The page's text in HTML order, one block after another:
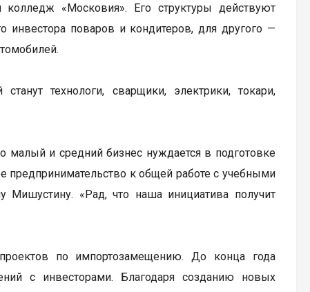
«Московия». Его структуры действуют
инвестора поваров и кондитеров, для другого —
технологи, сварщики, электрики, токари,
малый и средний бизнес нуждается в подготовке
к общей работе с учебными
«Рад, что наша инициатива получит
по импортозамещению. До конца года
с инвесторами. Благодаря созданию новых